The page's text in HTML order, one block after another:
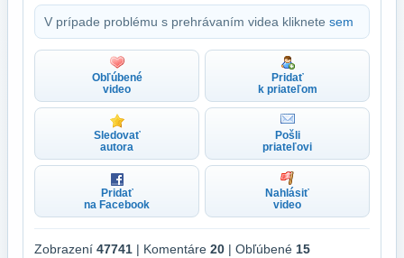
V prípade problému s prehrávaním videa kliknete sem
Obľúbené
video
Pridať
k priateľom
Sledovať
autora
Pošli
priateľovi
Pridať
na Facebook
Nahlásiť
video
Zobrazení 47741 | Komentáre 20 | Obľúbené 15